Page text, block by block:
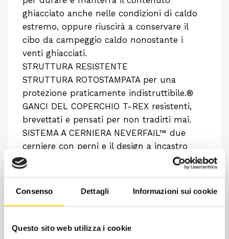
Consenso Dettagli Informazioni sui cookie
Questo sito web utilizza i cookie
ghiacciato anche nelle condizioni di caldo
estremo, oppure riuscirà a conservare il
cibo da campeggio caldo nonostante i
venti ghiacciati.
STRUTTURA RESISTENTE
STRUTTURA ROTOSTAMPATA per una
protezione praticamente indistruttibile.®
GANCI DEL COPERCHIO T-REX resistenti,
brevettati e pensati per non tradirti mai.
SISTEMA A CERNIERA NEVERFAIL™ due
cerniere con perni e il design a incastro
impediscono la rottura della cerniera.
DESIGN A PROVA DI ORSO approvato dal
comitato Interagency Grizzly Bear
Committee (IGBC) se utilizzato con
lungo.